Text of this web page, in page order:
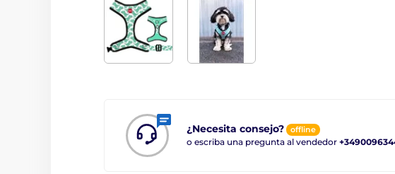
¿Necesita consejo? offline
o escriba una pregunta al vendedor